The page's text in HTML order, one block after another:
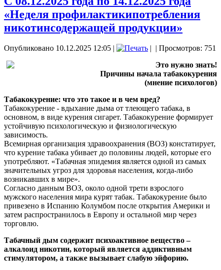
«Неделя профилактикипотребления
никотинсодержащей продукции»
Опубликовано 10.12.2025 12:05 | | | Просмотров: 751
Это нужно знать!
Причины начала табакокурения
(мнение психологов)
Табакокурение: что это такое и в чем вред?
Табакокурение - вдыхание дыма от тлеющего табака, в
основном, в виде курения сигарет. Табакокурение формирует
устойчивую психологическую и физиологическую
зависимость.
Всемирная организация здравоохранения (ВОЗ) констатирует,
что курение табака убивает до половины людей, которые его
употребляют. «Табачная эпидемия является одной из самых
значительных угроз для здоровья населения, когда-либо
возникавших в мире».
Согласно данным ВОЗ, около одной трети взрослого
мужского населения мира курят табак. Табакокурение было
привезено в Испанию Колумбом после открытия Америки и
затем распространилось в Европу и остальной мир через
торговлю.
Табачный дым содержит психоактивное вещество –
алкалоид никотин, который является аддиктивным
стимулятором, а также вызывает слабую эйфорию.